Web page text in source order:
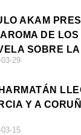
AKAM
DE
SOBRE LA
29
Y A
15